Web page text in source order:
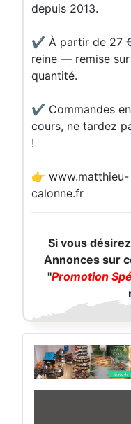
depuis 2013.
✔ À partir de 27
reine — remise sur
quantité.
✔ Commandes en
cours, ne tardez
!
👉 www.matthieu-
calonne.fr
Si vous
Annonces sur
"Promotion